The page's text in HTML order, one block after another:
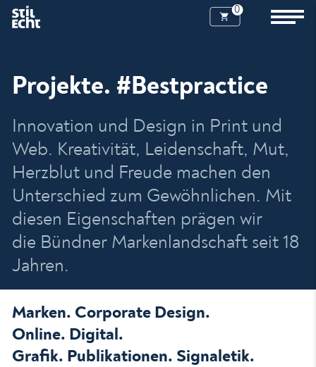
0
Projekte. #Bestpractice
Innovation und Design in Print und
Web. Kreativität, Leidenschaft, Mut,
Herzblut und Freude machen den
Unterschied zum Gewöhnlichen. Mit
diesen Eigenschaften prägen wir
die Bündner Markenlandschaft seit 18
Jahren.
Marken. Corporate Design.
Online. Digital.
Grafik. Publikationen. Signaletik.